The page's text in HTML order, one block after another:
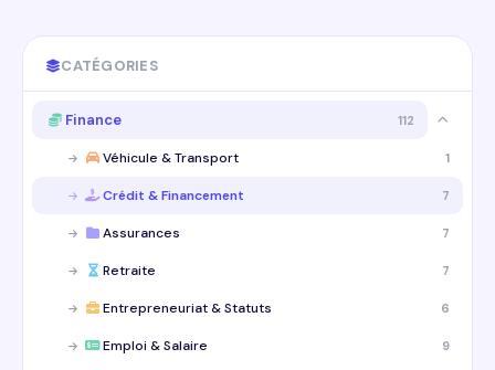
CATÉGORIES
Finance 112
Véhicule & Transport 1
Crédit & Financement 7
Assurances 7
Retraite 7
Entrepreneuriat & Statuts 6
Emploi & Salaire 9